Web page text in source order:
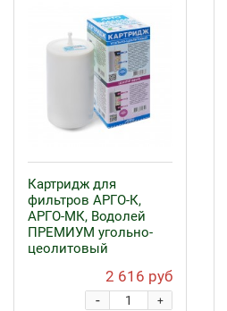
Картридж для
фильтров АРГО-К,
АРГО-МК, Водолей
ПРЕМИУМ угольно-
цеолитовый
2 616 руб
+
-